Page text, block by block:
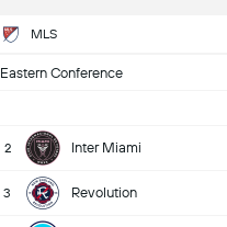
MLS
Eastern Conference
2 Inter Miami
3 Revolution